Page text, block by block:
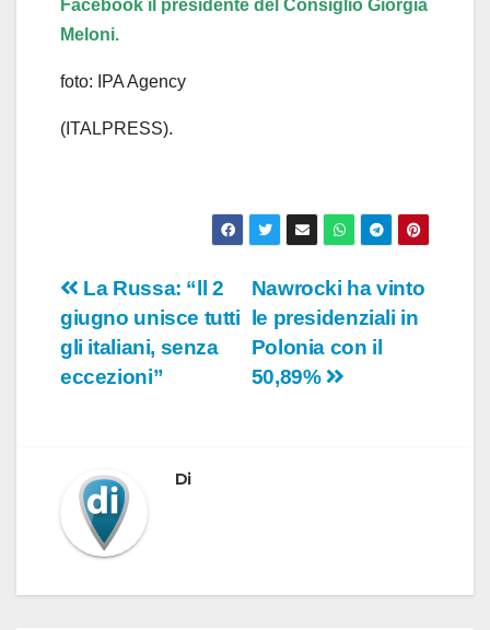
Facebook il presidente del Consiglio Giorgia
Meloni.
foto: IPA Agency
(ITALPRESS).
Navigazione
articoli
Nawrocki ha vinto
le presidenziali in
Polonia con il
50,89%
La Russa: “ll 2
giugno unisce tutti
gli italiani, senza
eccezioni”
Di